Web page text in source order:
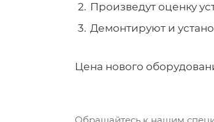
Произведут оценку
Демонтируют и
Цена нового